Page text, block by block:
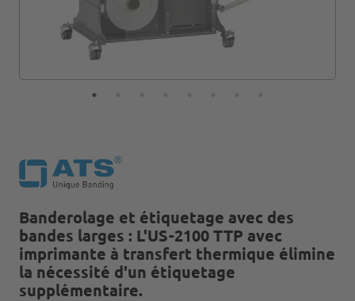
Banderolage et étiquetage avec des
bandes larges : L'US-2100 TTP avec
imprimante à transfert thermique élimine
la nécessité d'un étiquetage
supplémentaire.